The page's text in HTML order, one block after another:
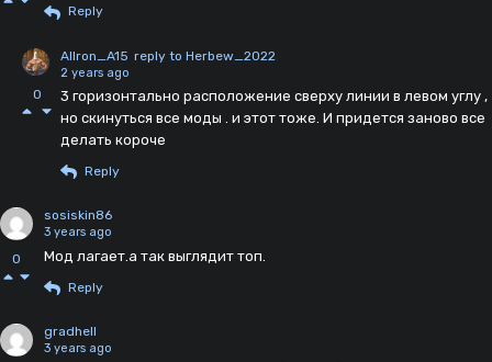
Reply
0
AlIron_A15 reply to Herbew_2022
2 years ago
3 горизонтально расположение сверху линии в левом углу ,
но скинуться все моды . и этот тоже. И придется заново все
делать короче
Reply
0
sosiskin86
3 years ago
Мод лагает.а так выглядит топ.
Reply
gradhell
3 years ago